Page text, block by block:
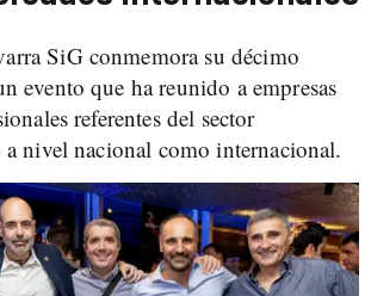
SiG conmemora su décimo
evento que ha reunido a empresas
referentes del sector
a nivel nacional como internacional.